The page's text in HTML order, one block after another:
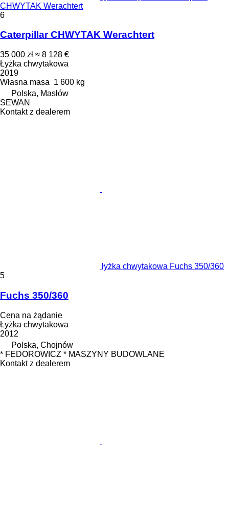
CHWYTAK Werachtert
6
Caterpillar CHWYTAK Werachtert
35 000 zł ≈ 8 128 €
Łyżka chwytakowa
2019
Własna masa 1 600 kg
Polska, Masłów
SEWAN
Kontakt z dealerem
łyżka chwytakowa Fuchs 350/360
5
Fuchs 350/360
Cena na żądanie
Łyżka chwytakowa
2012
Polska, Chojnów
* FEDOROWICZ * MASZYNY BUDOWLANE
Kontakt z dealerem